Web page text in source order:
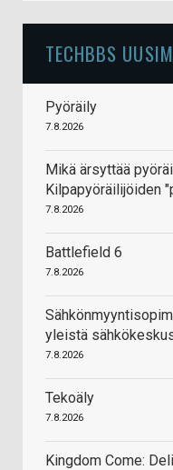
TECHBBS
Pyöräily
7.8.2026
Mikä ärsyttää
Kilpapyöräilijöiden
7.8.2026
Battlefield 6
7.8.2026
yleistä
7.8.2026
Tekoäly
7.8.2026
Kingdom Come: